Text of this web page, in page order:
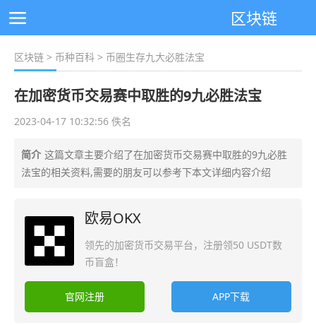
区块链
区块链 > 币种百科 > 币圈生存九大必胜法宝
在加密货币交易赛中取胜的9九必胜法宝
2023-04-17 10:32:56 佚名
简介 这篇文章主要介绍了在加密货币交易赛中取胜的9九必胜
法宝的相关资料,需要的朋友可以参考下本文详细内容介绍
欧易OKX
领先的加密货币交易平台，注册领50 USDT数
币盲盒！
官网注册 APP下载